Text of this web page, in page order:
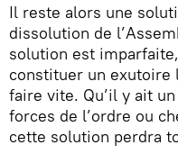
Il reste alors une
dissolution de
solution est
constituer un exutoire
faire vite. Qu’il y ait
forces de l’ordre ou
cette solution perdra